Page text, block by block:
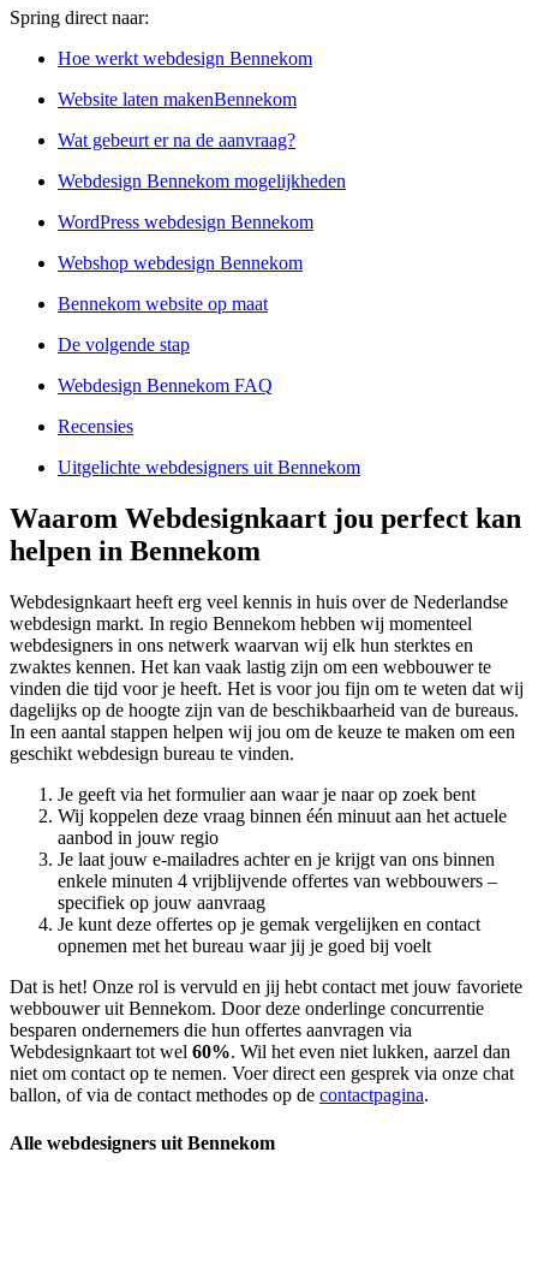
Spring direct naar:
Hoe werkt webdesign Bennekom
Website laten makenBennekom
Wat gebeurt er na de aanvraag?
Webdesign Bennekom mogelijkheden
WordPress webdesign Bennekom
Webshop webdesign Bennekom
Bennekom website op maat
De volgende stap
Webdesign Bennekom FAQ
Recensies
Uitgelichte webdesigners uit Bennekom
Waarom Webdesignkaart jou perfect kan
helpen in Bennekom
Webdesignkaart heeft erg veel kennis in huis over de Nederlandse
webdesign markt. In regio Bennekom hebben wij momenteel
webdesigners in ons netwerk waarvan wij elk hun sterktes en
zwaktes kennen. Het kan vaak lastig zijn om een webbouwer te
vinden die tijd voor je heeft. Het is voor jou fijn om te weten dat wij
dagelijks op de hoogte zijn van de beschikbaarheid van de bureaus.
In een aantal stappen helpen wij jou om de keuze te maken om een
geschikt webdesign bureau te vinden.
Je geeft via het formulier aan waar je naar op zoek bent
Wij koppelen deze vraag binnen één minuut aan het actuele
aanbod in jouw regio
Je laat jouw e-mailadres achter en je krijgt van ons binnen
enkele minuten 4 vrijblijvende offertes van webbouwers –
specifiek op jouw aanvraag
Je kunt deze offertes op je gemak vergelijken en contact
opnemen met het bureau waar jij je goed bij voelt
Dat is het! Onze rol is vervuld en jij hebt contact met jouw favoriete
webbouwer uit Bennekom. Door deze onderlinge concurrentie
besparen ondernemers die hun offertes aanvragen via
Webdesignkaart tot wel 60%. Wil het even niet lukken, aarzel dan
niet om contact op te nemen. Voer direct een gesprek via onze chat
ballon, of via de contact methodes op de contactpagina.
Alle webdesigners uit Bennekom